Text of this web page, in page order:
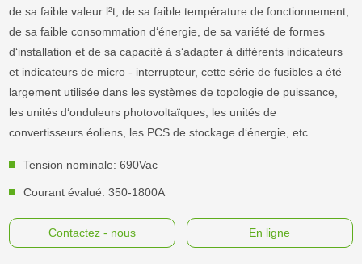
de sa faible valeur l²t, de sa faible température de fonctionnement,
de sa faible consommation d‘énergie, de sa variété de formes
d‘installation et de sa capacité à s‘adapter à différents indicateurs
et indicateurs de micro - interrupteur, cette série de fusibles a été
largement utilisée dans les systèmes de topologie de puissance,
les unités d‘onduleurs photovoltaïques, les unités de
convertisseurs éoliens, les PCS de stockage d‘énergie, etc.
Tension nominale: 690Vac
Courant évalué: 350-1800A
Contactez - nous En ligne